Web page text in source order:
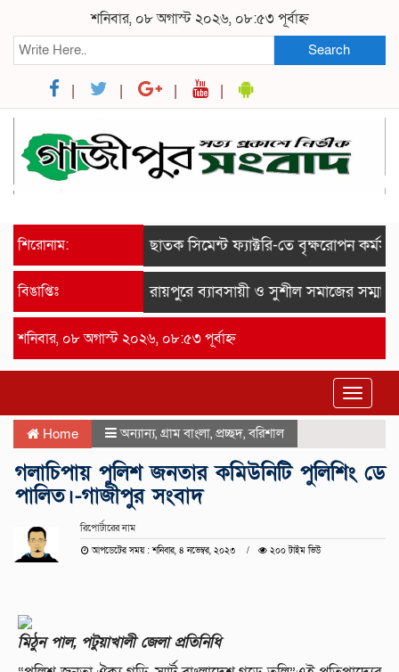
শনিবার, ০৮ অগাস্ট ২০২৬, ০৮:৫৩ পূর্বাহ্ন
Search
শিরোনাম: ছাতক সিমেন্ট ফ্যাক্টরি-তে বৃক্ষরোপন কর্মসূচীর
বিঙাপ্তিঃ রায়পুরে ব্যাবসায়ী ও সুশীল সমাজের সম্মানে
শনিবার, ০৮ অগাস্ট ২০২৬, ০৮:৫৩ পূর্বাহ্ন
Toggle
Home অন্যান্য, গ্রাম বাংলা, প্রচ্ছদ,বরিশাল
গলাচিপায় পুলিশ জনতার কমিউনিটি পুলিশিং ডে
পালিত।-গাজীপুর সংবাদ
রিপোর্টারের নাম
আপডেটের সময় : শনিবার, ৪ নভেম্বর, ২০২৩ ২০০ টাইম ভিউ
মিঠুন পাল, পটুয়াখালী জেলা প্রতিনিধি